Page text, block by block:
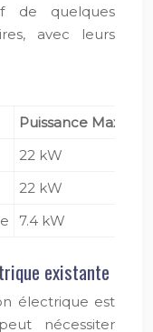
de quelques
avec leurs
Puissance Max
22 kW
22 kW
7.4 kW
existante
électrique est
nécessiter